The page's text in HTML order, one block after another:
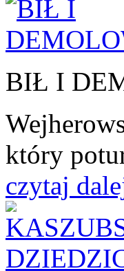
BIŁ I
który
czytaj